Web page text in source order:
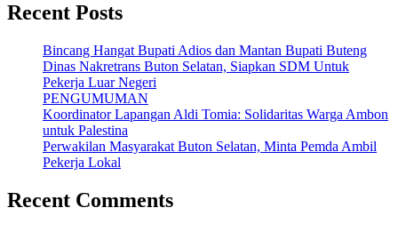
Recent Posts
Bincang Hangat Bupati Adios dan Mantan Bupati Buteng
Dinas Nakretrans Buton Selatan, Siapkan SDM Untuk
Pekerja Luar Negeri
PENGUMUMAN
Koordinator Lapangan Aldi Tomia: Solidaritas Warga Ambon
untuk Palestina
Perwakilan Masyarakat Buton Selatan, Minta Pemda Ambil
Pekerja Lokal
Recent Comments